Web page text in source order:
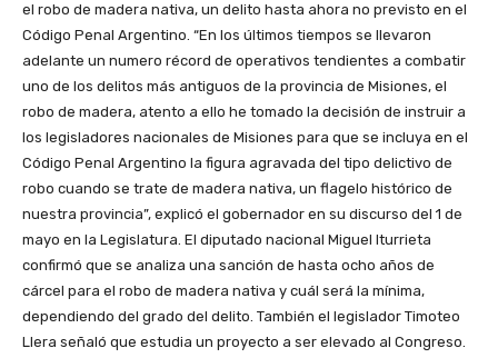
el robo de madera nativa, un delito hasta ahora no previsto en el
Código Penal Argentino. “En los últimos tiempos se llevaron
adelante un numero récord de operativos tendientes a combatir
uno de los delitos más antiguos de la provincia de Misiones, el
robo de madera, atento a ello he tomado la decisión de instruir a
los legisladores nacionales de Misiones para que se incluya en el
Código Penal Argentino la figura agravada del tipo delictivo de
robo cuando se trate de madera nativa, un flagelo histórico de
nuestra provincia”, explicó el gobernador en su discurso del 1 de
mayo en la Legislatura. El diputado nacional Miguel Iturrieta
confirmó que se analiza una sanción de hasta ocho años de
cárcel para el robo de madera nativa y cuál será la mínima,
dependiendo del grado del delito. También el legislador Timoteo
Llera señaló que estudia un proyecto a ser elevado al Congreso.